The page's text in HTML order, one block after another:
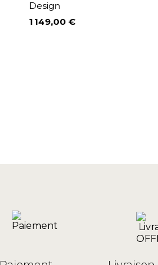
Design
Prix
1 149,00 €